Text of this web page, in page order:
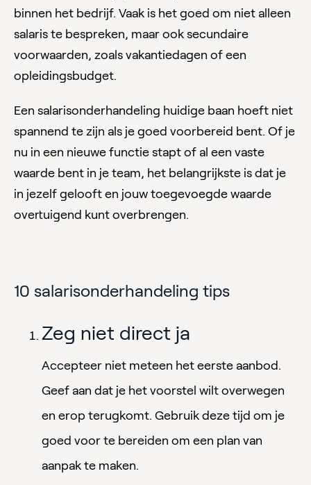
binnen het bedrijf. Vaak is het goed om niet alleen
salaris te bespreken, maar ook secundaire
voorwaarden, zoals vakantiedagen of een
opleidingsbudget.
Een salarisonderhandeling huidige baan hoeft niet
spannend te zijn als je goed voorbereid bent. Of je
nu in een nieuwe functie stapt of al een vaste
waarde bent in je team, het belangrijkste is dat je
in jezelf gelooft en jouw toegevoegde waarde
overtuigend kunt overbrengen.
10 salarisonderhandeling tips
Zeg niet direct ja
Accepteer niet meteen het eerste aanbod.
Geef aan dat je het voorstel wilt overwegen
en erop terugkomt. Gebruik deze tijd om je
goed voor te bereiden om een plan van
aanpak te maken.